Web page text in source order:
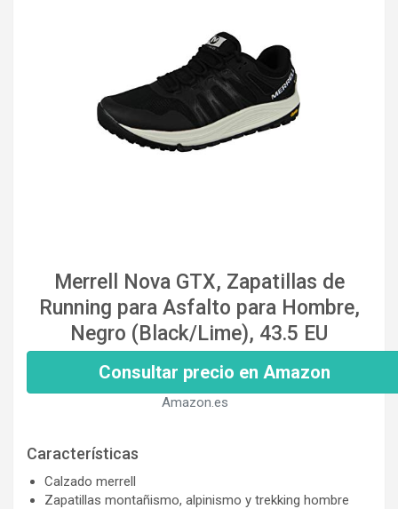
Merrell Nova GTX, Zapatillas de
Running para Asfalto para Hombre,
Negro (Black/Lime), 43.5 EU
Consultar precio en Amazon
Amazon.es
Características
Calzado merrell
Zapatillas montañismo, alpinismo y trekking hombre